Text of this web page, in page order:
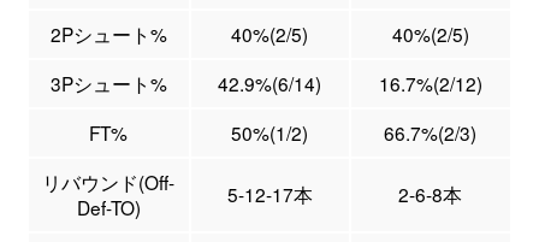
2Pシュート%
40%(2/5)
40%(2/5)
3Pシュート%
42.9%(6/14)
16.7%(2/12)
FT%
50%(1/2)
66.7%(2/3)
リバウンド(Off-
Def-TO)
5-12-17本 2-6-8本